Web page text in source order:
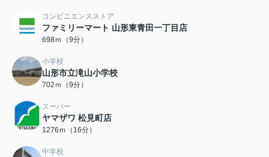
コンビニエンスストア
ファミリーマート 山形東青田一丁目店
698ｍ（9分）
小学校
山形市立滝山小学校
702ｍ（9分）
スーパー
ヤマザワ 松見町店
1276ｍ（16分）
中学校